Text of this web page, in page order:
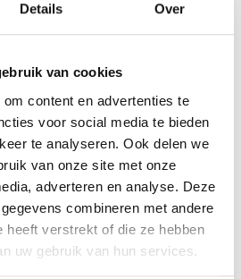
Details Over
van cookies
content en advertenties te
voor social media te bieden
te analyseren. Ook delen we
van onze site met onze
adverteren en analyse. Deze
combineren met andere
heeft verstrekt of die ze hebben
uw gebruik van hun services.
ZOMER
GIPSBUIK NAAR MODERN
GRATIS
TIP! LAAT JE BOODSCHAPPEN
GRATIS THUISBEZORGEN!
ALLEEN DEZE WEEK! WEES ER
SNEL BIJ…